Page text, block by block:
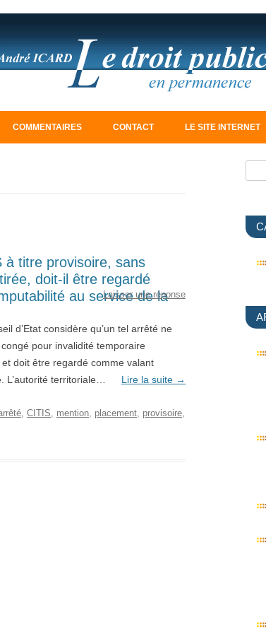
COMMENTAIRES CONTACT LE SITE INTERNET
à titre provisoire, sans
doit-il être regardé
au service de la
Laisser une réponse
d’Etat considère qu’un tel arrêté ne
pour invalidité temporaire
doit être regardé comme valant
L’autorité territoriale…
Lire la suite →
, CITIS, mention, placement, provisoire,